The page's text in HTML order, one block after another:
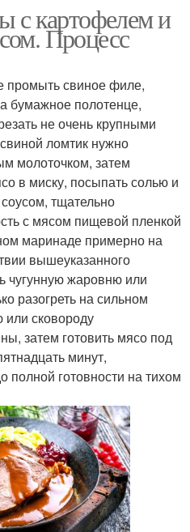
с картофелем и
Процесс
промыть свиное филе,
бумажное полотенце,
не очень крупными
ломтик нужно
молоточком, затем
в миску, посыпать солью и
тщательно
с мясом пищевой пленкой
маринаде примерно на
вышеуказанного
чугунную жаровню или
разогреть на сильном
сковороду
затем готовить мясо под
минут,
полной готовности на тихом